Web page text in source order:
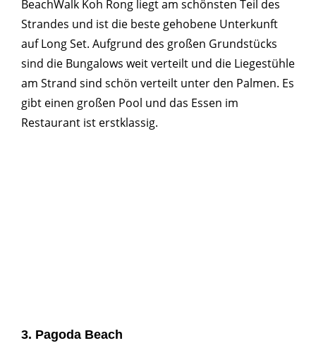
BeachWalk Koh Rong liegt am schönsten Teil des
Strandes und ist die beste gehobene Unterkunft
auf Long Set. Aufgrund des großen Grundstücks
sind die Bungalows weit verteilt und die Liegestühle
am Strand sind schön verteilt unter den Palmen. Es
gibt einen großen Pool und das Essen im
Restaurant ist erstklassig.
3. Pagoda Beach